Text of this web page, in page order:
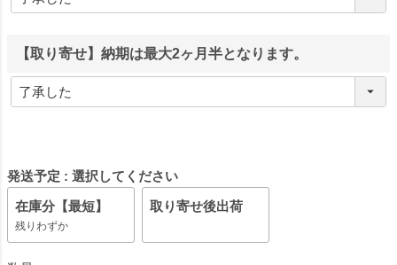
【取り寄せ】納期は最大2ヶ月半となります。
発送予定
選択してください
在庫分【最短】
残りわずか
取り寄せ後出荷